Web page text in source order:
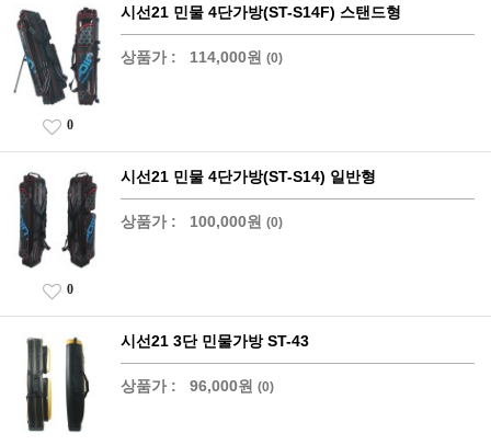
시선21 민물 4단가방(ST-S14F) 스탠드형
상품가 : 114,000원 (0)
0
시선21 민물 4단가방(ST-S14) 일반형
상품가 : 100,000원 (0)
0
시선21 3단 민물가방 ST-43
상품가 : 96,000원 (0)